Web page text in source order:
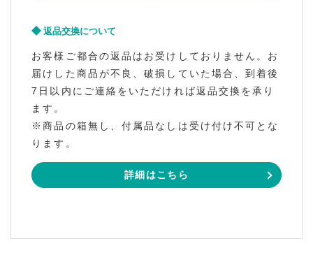
返品交換について
お客様ご都合の返品はお受けしておりません。お
届けした商品が不良、破損していた場合、到着後
7日以内にご連絡をいただければ返品交換を承り
ます。
※商品の箱無し、付属品なしは受け付け不可とな
ります。
詳細はこちら